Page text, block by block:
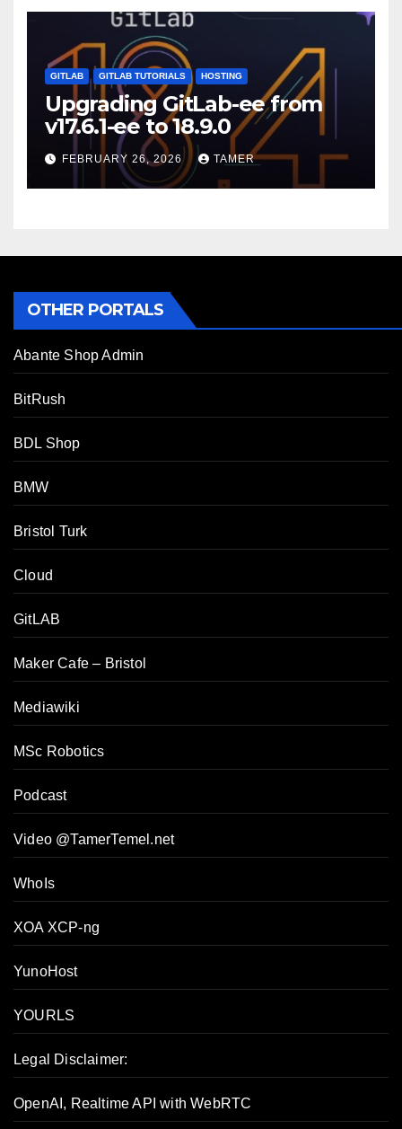
GITLAB GITLAB TUTORIALS HOSTING
Upgrading GitLab-ee from
v17.6.1-ee to 18.9.0
FEBRUARY 26, 2026 TAMER
OTHER PORTALS
Abante Shop Admin
BitRush
BDL Shop
BMW
Bristol Turk
Cloud
GitLAB
Maker Cafe – Bristol
Mediawiki
MSc Robotics
Podcast
Video @TamerTemel.net
WhoIs
XOA XCP-ng
YunoHost
YOURLS
Legal Disclaimer:
OpenAI, Realtime API with WebRTC